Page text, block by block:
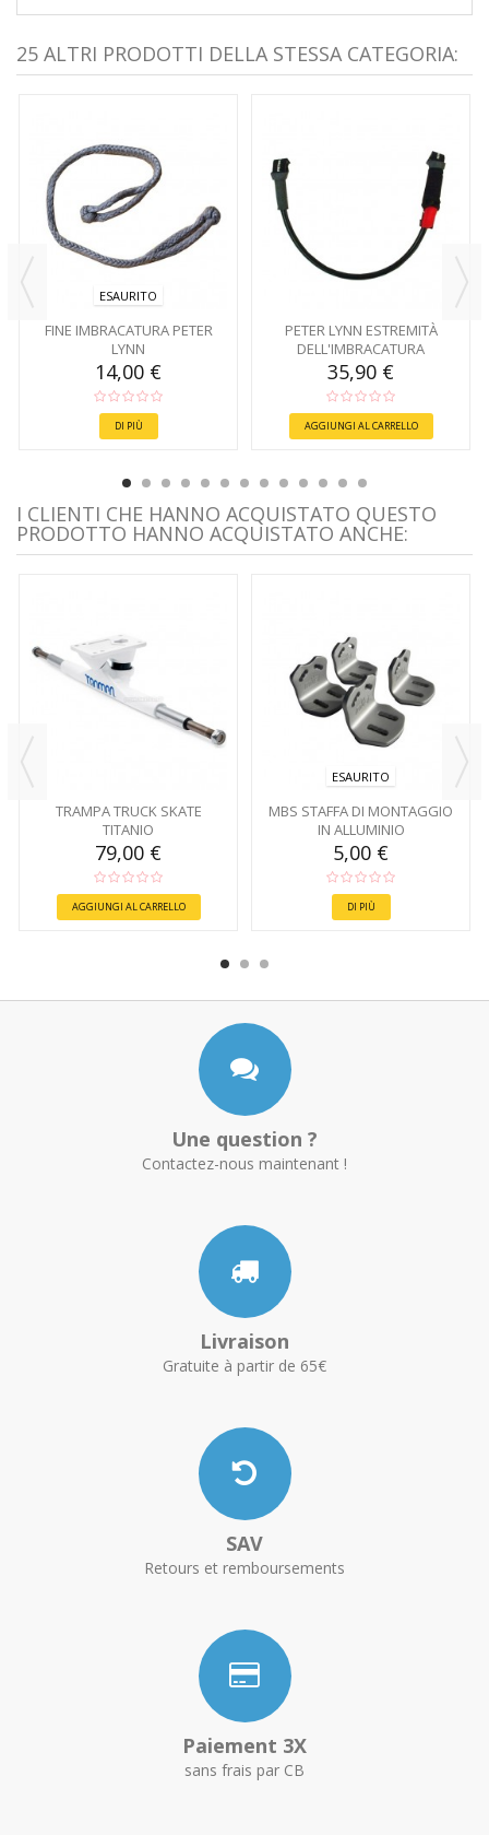
25 ALTRI PRODOTTI DELLA STESSA CATEGORIA:
ESAURITO
FINE IMBRACATURA PETER
LYNN
14,00 €
DI PIÙ
PETER LYNN ESTREMITÀ
DELL'IMBRACATURA
STACCABILE
35,90 €
AGGIUNGI AL CARRELLO
I CLIENTI CHE HANNO ACQUISTATO QUESTO
PRODOTTO HANNO ACQUISTATO ANCHE:
TRAMPA TRUCK SKATE
TITANIO
79,00 €
AGGIUNGI AL CARRELLO
ESAURITO
MBS STAFFA DI MONTAGGIO
IN ALLUMINIO
5,00 €
DI PIÙ
Une question ?
Contactez-nous maintenant !
Livraison
Gratuite à partir de 65€
SAV
Retours et remboursements
Paiement 3X
sans frais par CB